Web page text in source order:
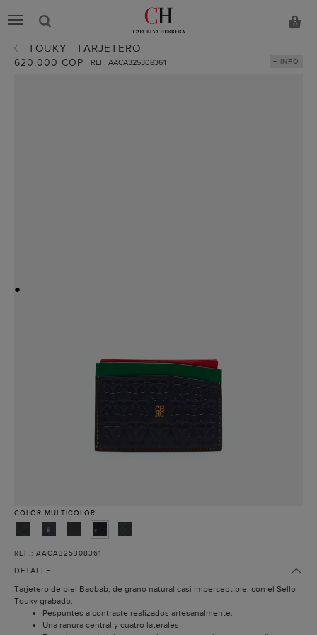
0
TOUKY | TARJETERO
620.000 COP REF. AACA325308361 + INFO
●
COLOR MULTICOLOR
REF.: AACA325308361
DETALLE
Tarjetero de piel Baobab, de grano natural casi imperceptible, con el Sello
Touky grabado.
Pespuntes a contraste realizados artesanalmente.
Una ranura central y cuatro laterales.